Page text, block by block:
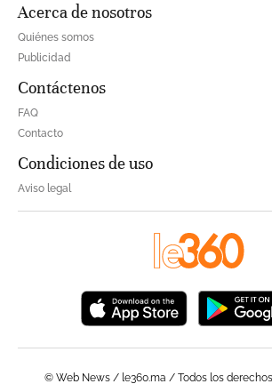
Acerca de nosotros
Quiénes somos
Publicidad
Contáctenos
FAQ
Contacto
Condiciones de uso
Aviso legal
© Web News / le360.ma / Todos los derechos